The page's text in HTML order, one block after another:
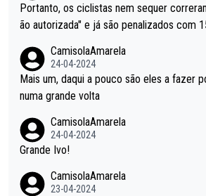
Portanto, os ciclistas nem sequer
ão autorizada" e já são penalizados com
tende... Mas penalizar os atletas retirando-
é roubar na secretaria o que os atletas
CamisolaAmarela
24-04-2024
Mais um, daqui a pouco são eles a fazer
numa grande volta
CamisolaAmarela
24-04-2024
Grande Ivo!
CamisolaAmarela
23-04-2024